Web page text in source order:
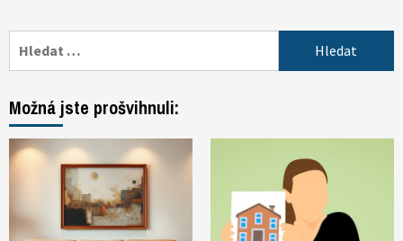
Možná jste prošvihnuli: